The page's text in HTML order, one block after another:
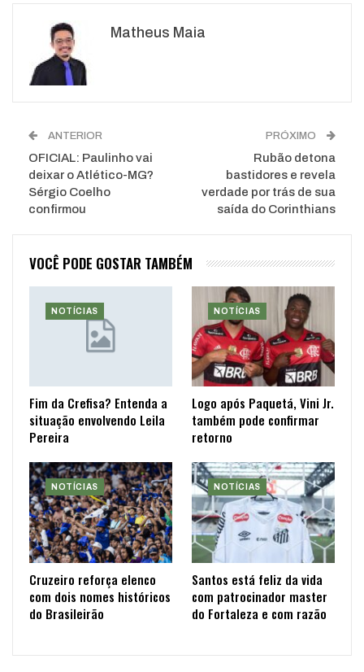
WhatsApp
Matheus Maia
ANTERIOR
OFICIAL: Paulinho vai
deixar o Atlético-MG?
Sérgio Coelho
confirmou
PRÓXIMO
Rubão detona
bastidores e revela
verdade por trás de sua
saída do Corinthians
VOCÊ PODE GOSTAR TAMBÉM
NOTÍCIAS
Fim da Crefisa? Entenda a
situação envolvendo Leila
Pereira
NOTÍCIAS
Logo após Paquetá, Vini Jr.
também pode confirmar
retorno
NOTÍCIAS
Cruzeiro reforça elenco
com dois nomes históricos
do Brasileirão
NOTÍCIAS
Santos está feliz da vida
com patrocinador master
do Fortaleza e com razão